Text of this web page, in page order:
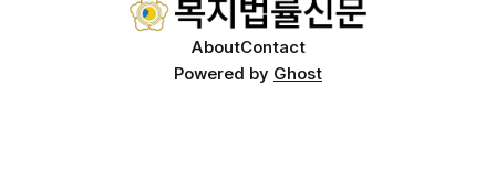
AboutContact
Powered by Ghost